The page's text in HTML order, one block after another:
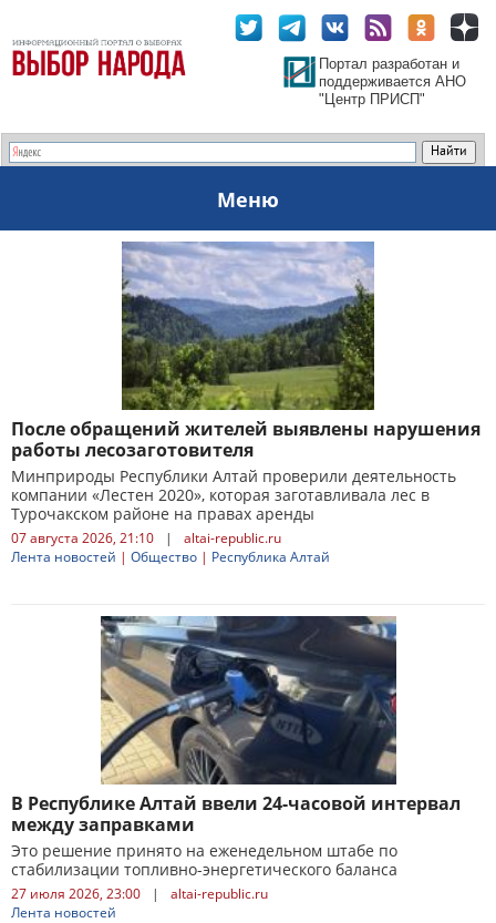
Портал разработан и
поддерживается АНО
"Центр ПРИСП"
Меню
После обращений жителей выявлены нарушения
работы лесозаготовителя
Минприроды Республики Алтай проверили деятельность
компании «Лестен 2020», которая заготавливала лес в
Турочакском районе на правах аренды
07 августа 2026, 21:10 |
altai-republic.ru
Лента новостей | Общество | Республика Алтай
В Республике Алтай ввели 24-часовой интервал
между заправками
Это решение принято на еженедельном штабе по
стабилизации топливно-энергетического баланса
27 июля 2026, 23:00 |
altai-republic.ru
Лента новостей